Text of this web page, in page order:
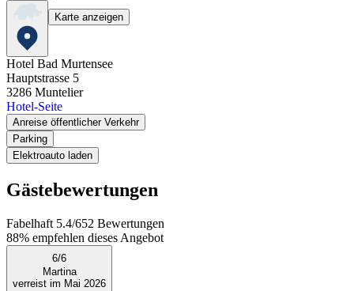
Karte anzeigen
Hotel Bad Murtensee
Hauptstrasse 5
3286 Muntelier
Hotel-Seite
Anreise öffentlicher Verkehr
Parking
Elektroauto laden
Gästebewertungen
Fabelhaft 5.4/652 Bewertungen
88% empfehlen dieses Angebot
6/6
Martina
verreist im Mai 2026